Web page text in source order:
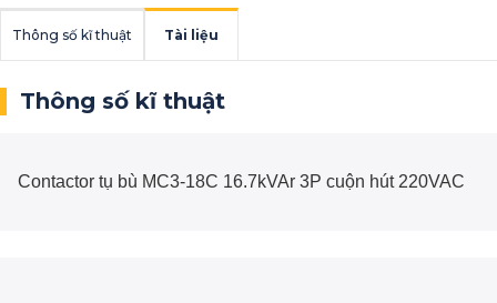
Thông số kĩ thuật Tài liệu
Thông số kĩ thuật
Contactor tụ bù MC3-18C 16.7kVAr 3P cuộn hút 220VAC